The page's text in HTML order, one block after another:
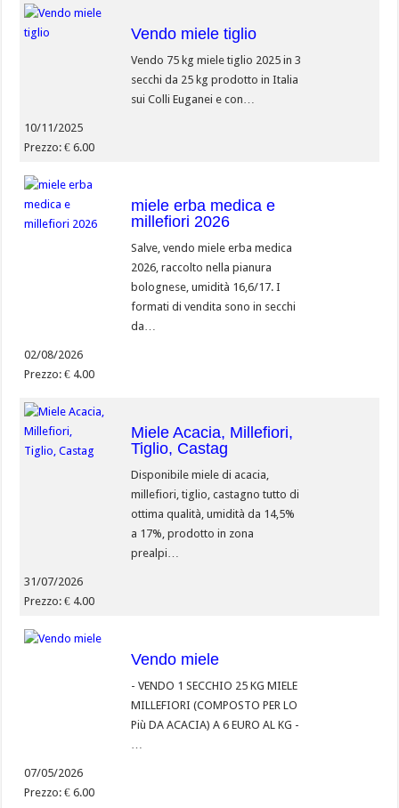
Vendo miele tiglio
Vendo 75 kg miele tiglio 2025 in 3
secchi da 25 kg prodotto in Italia
sui Colli Euganei e con…
10/11/2025
Prezzo: € 6.00
miele erba medica e
millefiori 2026
Salve, vendo miele erba medica
2026, raccolto nella pianura
bolognese, umidità 16,6/17. I
formati di vendita sono in secchi
da…
02/08/2026
Prezzo: € 4.00
Miele Acacia, Millefiori,
Tiglio, Castag
Disponibile miele di acacia,
millefiori, tiglio, castagno tutto di
ottima qualità, umidità da 14,5%
a 17%, prodotto in zona
prealpi…
31/07/2026
Prezzo: € 4.00
Vendo miele
- VENDO 1 SECCHIO 25 KG MIELE
MILLEFIORI (COMPOSTO PER LO
Più DA ACACIA) A 6 EURO AL KG -
07/05/2026
Prezzo: € 6.00